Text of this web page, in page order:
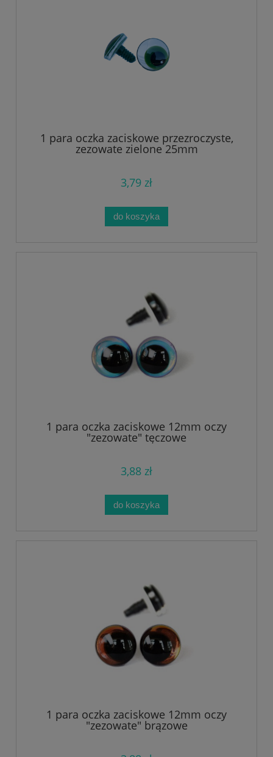
1 para oczka zaciskowe przezroczyste,
zezowate zielone 25mm
3,79 zł
do koszyka
1 para oczka zaciskowe 12mm oczy
"zezowate" tęczowe
3,88 zł
do koszyka
1 para oczka zaciskowe 12mm oczy
"zezowate" brązowe